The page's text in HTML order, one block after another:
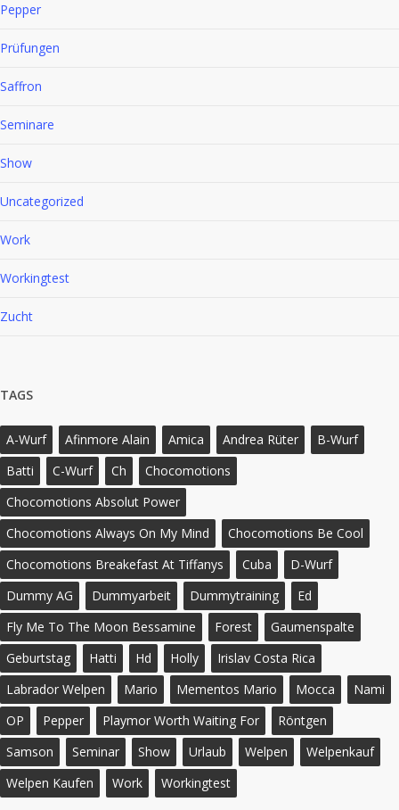
Pepper
Prüfungen
Saffron
Seminare
Show
Uncategorized
Work
Workingtest
Zucht
TAGS
A-Wurf Afinmore Alain Amica Andrea Rüter
B-Wurf
Batti
C-Wurf Ch
Chocomotions
Chocomotions Absolut Power
Chocomotions Always On My Mind
Chocomotions Be Cool
Chocomotions Breakefast At Tiffanys
Cuba
D-Wurf
Dummy AG
Dummyarbeit Dummytraining
Ed
Fly Me To The Moon Bessamine
Forest
Gaumenspalte
Geburtstag
Hatti Hd Holly
Irislav Costa Rica
Labrador Welpen
Mario Mementos Mario Mocca
Nami
OP
Pepper Playmor Worth Waiting For
Röntgen
Samson
Seminar Show Urlaub Welpen
Welpenkauf
Welpen Kaufen
Work Workingtest